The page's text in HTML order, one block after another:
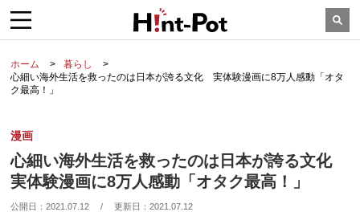
ホーム
暮らし
心細い海外生活を救ったのは日本が誇る文化 実体験漫画に8万人感動「オタ
ク最高！」
漫画
心細い海外生活を救ったのは日本が誇る文化
実体験漫画に8万人感動「オタク最高！」
公開日：2021.07.12 / 更新日：2021.07.12